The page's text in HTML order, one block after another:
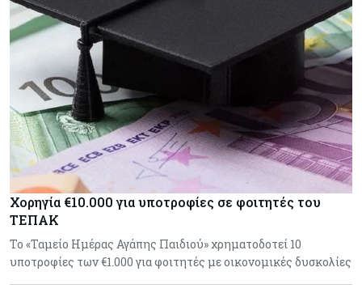
Χορηγία €10.000 για υποτροφίες σε φοιτητές του
ΤΕΠΑΚ
Το «Ταμείο Ημέρας Αγάπης Παιδιού» χρηματοδοτεί 10
υποτροφίες των €1.000 για φοιτητές με οικονομικές δυσκολίες